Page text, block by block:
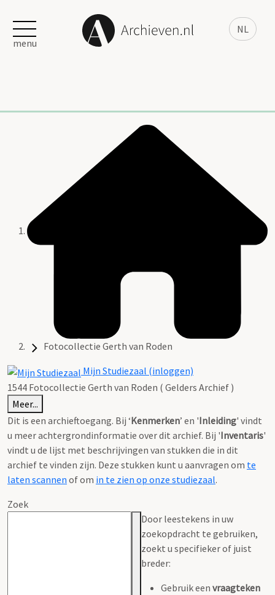
NL
menu
Fotocollectie Gerth van Roden
Mijn Studiezaal (inloggen)
1544 Fotocollectie Gerth van Roden ( Gelders Archief )
Meer...
Dit is een archieftoegang. Bij ‘Kenmerken’ en 'Inleiding' vindt
u meer achtergrondinformatie over dit archief. Bij 'Inventaris'
vindt u de lijst met beschrijvingen van stukken die in dit
archief te vinden zijn. Deze stukken kunt u aanvragen om te
laten scannen of om in te zien op onze studiezaal.
Zoek
Door leestekens in uw
zoekopdracht te gebruiken,
zoekt u specifieker of juist
breder:
Gebruik een vraagteken